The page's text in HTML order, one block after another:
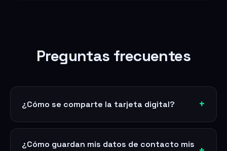
Preguntas frecuentes
¿Cómo se comparte la tarjeta digital?
¿Cómo guardan mis datos de contacto mis